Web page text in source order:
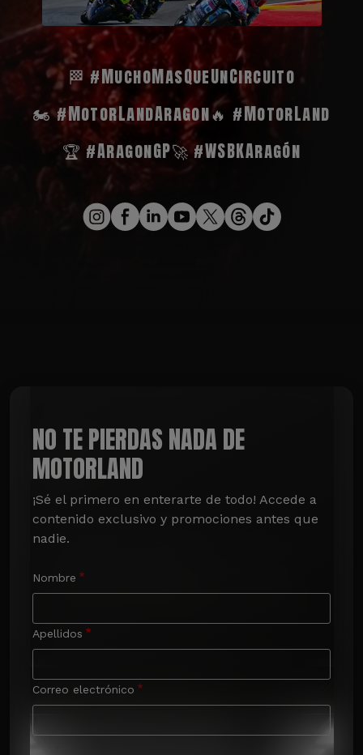
🏁 #MuchoMasQueUnCircuito
🏍️ #MotorLandAragon🔥 #MotorLand
🏆 #AragonGP🚀 #WSBKAragón
NO TE PIERDAS NADA DE
MOTORLAND
¡Sé el primero en enterarte de todo! Accede a
contenido exclusivo y promociones antes que
nadie.
Nombre
Apellidos
Correo electrónico